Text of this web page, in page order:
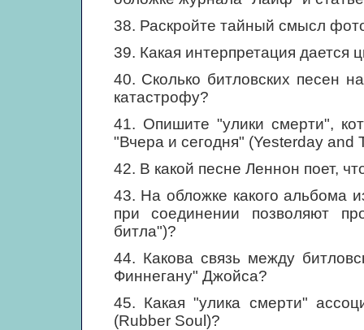
38. Раскройте тайный смысл
39. Какая интерпретация дается
40. Сколько битловских песен
катастрофу?
41. Опишите "улики смерти",
"Вчера и сегодня" (Yesterday and
42. В какой песне Леннон поет,
43. На обложке какого альбома
при соединении позволяют
битла")?
44. Какова связь между
Финнегану" Джойса?
45. Какая "улика смерти"
(Rubber Soul)?